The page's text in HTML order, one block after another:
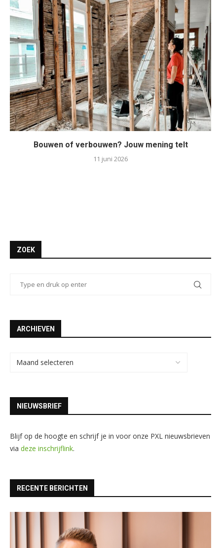
Bouwen of verbouwen? Jouw mening telt
11 juni 2026
ZOEK
ARCHIEVEN
NIEUWSBRIEF
Blijf op de hoogte en schrijf je in voor onze PXL nieuwsbrieven
via deze inschrijflink.
RECENTE BERICHTEN